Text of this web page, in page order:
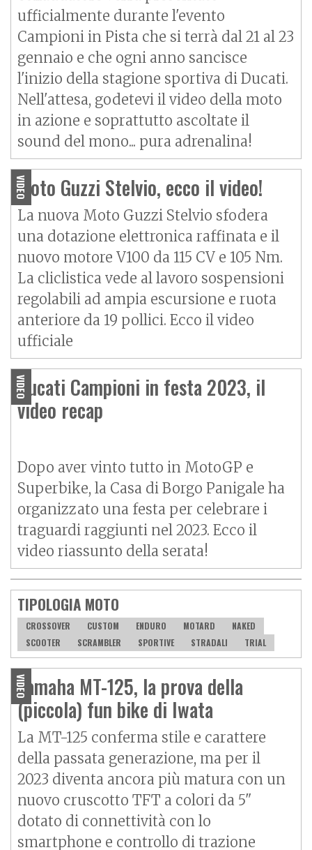
ufficialmente durante l'evento
Campioni in Pista che si terrà dal 21 al 23
gennaio e che ogni anno sancisce
l'inizio della stagione sportiva di Ducati.
Nell'attesa, godetevi il video della moto
in azione e soprattutto ascoltate il
sound del mono... pura adrenalina!
VIDEO
Moto Guzzi Stelvio, ecco il video!
La nuova Moto Guzzi Stelvio sfodera
una dotazione elettronica raffinata e il
nuovo motore V100 da 115 CV e 105 Nm.
La cliclistica vede al lavoro sospensioni
regolabili ad ampia escursione e ruota
anteriore da 19 pollici. Ecco il video
ufficiale
VIDEO
Ducati Campioni in festa 2023, il
video recap
Dopo aver vinto tutto in MotoGP e
Superbike, la Casa di Borgo Panigale ha
organizzato una festa per celebrare i
traguardi raggiunti nel 2023. Ecco il
video riassunto della serata!
TIPOLOGIA MOTO
CROSSOVER CUSTOM ENDURO MOTARD
NAKED
SCOOTER
SCRAMBLER SPORTIVE STRADALI TRIAL
VIDEO
Yamaha MT-125, la prova della
(piccola) fun bike di Iwata
La MT-125 conferma stile e carattere
della passata generazione, ma per il
2023 diventa ancora più matura con un
nuovo cruscotto TFT a colori da 5"
dotato di connettività con lo
smartphone e controllo di trazione